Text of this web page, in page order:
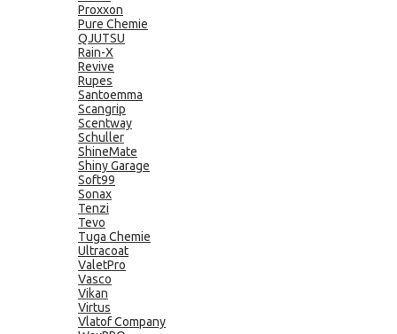
Proxxon
Pure Chemie
QJUTSU
Rain-X
Revive
Rupes
Santoemma
Scangrip
Scentway
Schuller
ShineMate
Shiny Garage
Soft99
Sonax
Tenzi
Tevo
Tuga Chemie
Ultracoat
ValetPro
Vasco
Vikan
Virtus
Vlatof Company